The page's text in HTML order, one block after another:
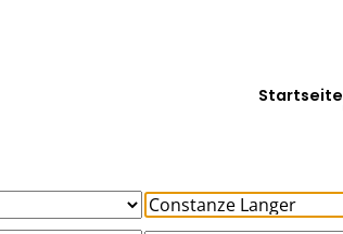
Startseite